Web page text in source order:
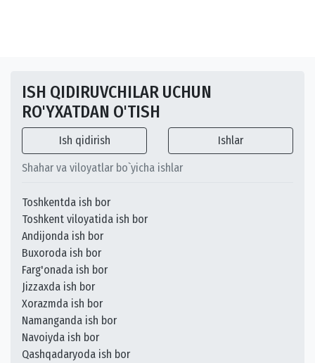
ISH QIDIRUVCHILAR UCHUN
RO'YXATDAN O'TISH
Ish qidirish Ishlar
Shahar va viloyatlar bo`yicha ishlar
Toshkentda ish bor
Toshkent viloyatida ish bor
Andijonda ish bor
Buxoroda ish bor
Farg'onada ish bor
Jizzaxda ish bor
Xorazmda ish bor
Namanganda ish bor
Navoiyda ish bor
Qashqadaryoda ish bor